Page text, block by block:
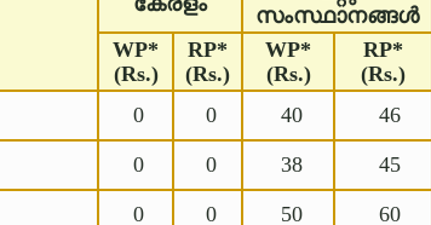
സംസ്ഥാനങ്ങള്‍
WP*
(Rs.)
RP*
(Rs.)
WP*
(Rs.)
RP*
(Rs.)
0 0 40 46
0 0 38 45
0 0 50 60